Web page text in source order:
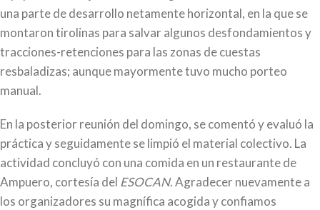
una parte de desarrollo netamente horizontal, en la que se
montaron tirolinas para salvar algunos desfondamientos y
tracciones-retenciones para las zonas de cuestas
resbaladizas; aunque mayormente tuvo mucho porteo
manual.
En la posterior reunión del domingo, se comentó y evaluó la
práctica y seguidamente se limpió el material colectivo. La
actividad concluyó con una comida en un restaurante de
Ampuero, cortesía del ESOCAN. Agradecer nuevamente a
los organizadores su magnífica acogida y confiamos